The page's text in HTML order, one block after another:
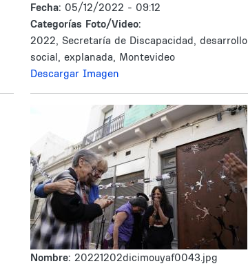
Fecha: 05/12/2022 - 09:12
Categorías Foto/Video:
2022, Secretaría de Discapacidad, desarrollo
social, explanada, Montevideo
Descargar Imagen
Nombre: 20221202dicimouyaf0043.jpg